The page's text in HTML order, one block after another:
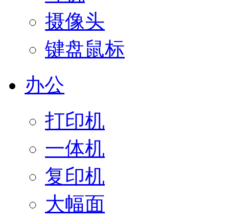
摄像头
键盘鼠标
办公
打印机
一体机
复印机
大幅面